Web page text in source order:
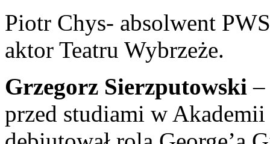
Piotr Chys- absolwent
aktor Teatru Wybrzeże.
Grzegorz Sierzputowski –
przed studiami w